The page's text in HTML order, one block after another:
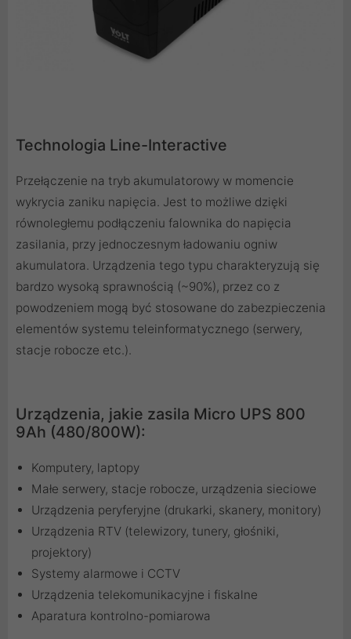
Technologia Line-Interactive
Przełączenie na tryb akumulatorowy w momencie
wykrycia zaniku napięcia. Jest to możliwe dzięki
równoległemu podłączeniu falownika do napięcia
zasilania, przy jednoczesnym ładowaniu ogniw
akumulatora. Urządzenia tego typu charakteryzują się
bardzo wysoką sprawnością (~90%), przez co z
powodzeniem mogą być stosowane do zabezpieczenia
elementów systemu teleinformatycznego (serwery,
stacje robocze etc.).
Urządzenia, jakie zasila Micro UPS 800
9Ah (480/800W):
Komputery, laptopy
Małe serwery, stacje robocze, urządzenia sieciowe
Urządzenia peryferyjne (drukarki, skanery, monitory)
Urządzenia RTV (telewizory, tunery, głośniki,
projektory)
Systemy alarmowe i CCTV
Urządzenia telekomunikacyjne i fiskalne
Aparatura kontrolno-pomiarowa